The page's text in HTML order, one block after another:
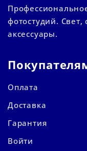
фотостудий.
аксессуары.
Оплата
Доставка
Гарантия
Войти